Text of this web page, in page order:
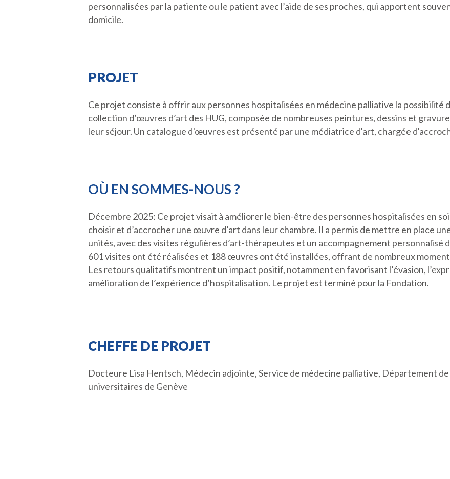
personnalisées par la patiente ou le patient avec l’aide de ses proches, qui apportent
domicile.
PROJET
Ce projet consiste à offrir aux personnes hospitalisées en médecine palliative la possibilité
collection d’œuvres d’art des HUG, composée de nombreuses peintures, dessins et
leur séjour. Un catalogue d'œuvres est présenté par une médiatrice d'art, chargée
OÙ EN SOMMES-NOUS ?
Décembre 2025: Ce projet visait à améliorer le bien-être des personnes hospitalisées en
choisir et d’accrocher une œuvre d’art dans leur chambre. Il a permis de mettre en place
unités, avec des visites régulières d’art-thérapeutes et un accompagnement personnalisé
601 visites ont été réalisées et 188 œuvres ont été installées, offrant de nombreux
Les retours qualitatifs montrent un impact positif, notamment en favorisant l’évasion,
amélioration de l’expérience d’hospitalisation. Le projet est terminé pour la Fondation.
CHEFFE DE PROJET
Docteure Lisa Hentsch, Médecin adjointe, Service de médecine palliative, Département
universitaires de Genève